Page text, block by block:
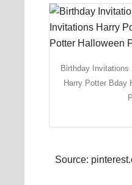
Birthday
Harry Potter Bday
Source: